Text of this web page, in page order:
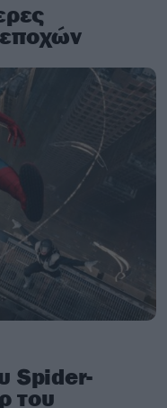
Spider-
του